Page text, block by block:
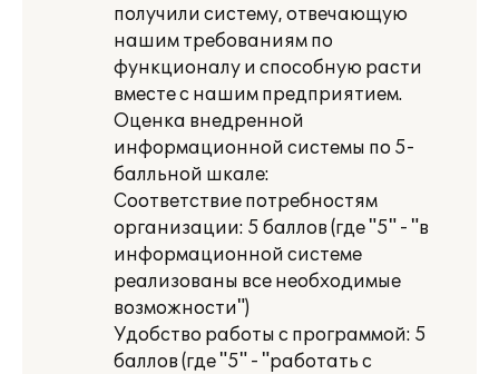
получили систему, отвечающую
нашим требованиям по
функционалу и способную расти
вместе с нашим предприятием.
Оценка внедренной
информационной системы по 5-
балльной шкале:
Соответствие потребностям
организации: 5 баллов (где "5" - "в
информационной системе
реализованы все необходимые
возможности")
Удобство работы с программой: 5
баллов (где "5" - "работать с